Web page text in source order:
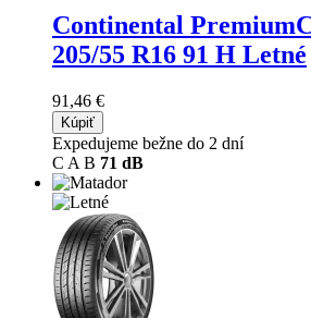
Continental
205/55 R16 91 H Letné
91,46 €
Kúpiť
Expedujeme bežne do 2 dní
C A B 71 dB